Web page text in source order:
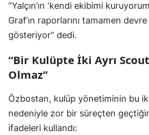
“Yalçın’ın ‘kendi ekibimi
Graf’ın raporlarını tamamen devre
gösteriyor” dedi.
“Bir Kulüpte İki Ayrı
Olmaz”
Özbostan, kulüp yönetiminin bu
nedeniyle zor bir süreçten
ifadeleri kullandı: